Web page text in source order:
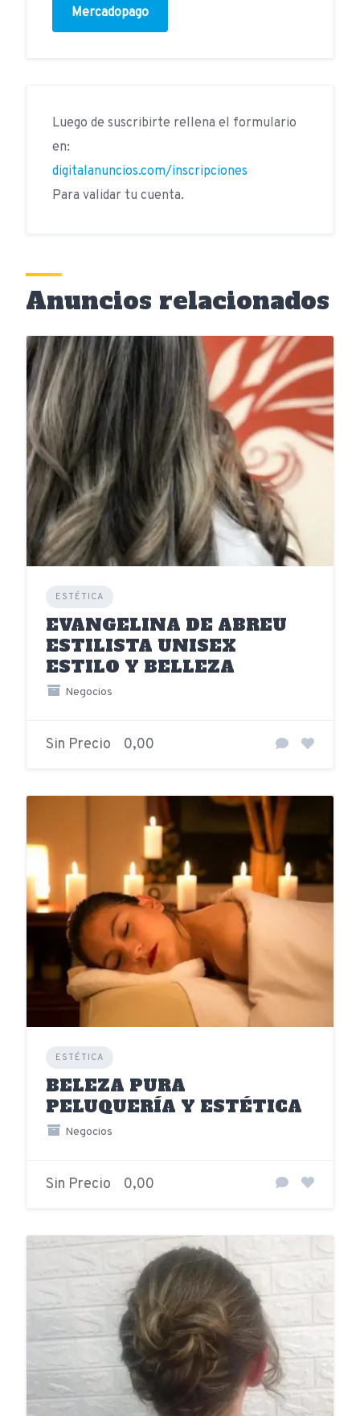
Mercadopago
Luego de suscribirte rellena el formulario
en:
digitalanuncios.com/inscripciones
Para validar tu cuenta.
Anuncios relacionados
ESTÉTICA
EVANGELINA DE ABREU
ESTILISTA UNISEX
ESTILO Y BELLEZA
Negocios
Sin Precio 0,00
ESTÉTICA
BELEZA PURA
PELUQUERÍA Y ESTÉTICA
Negocios
Sin Precio 0,00